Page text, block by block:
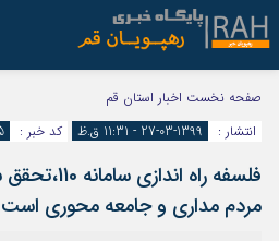
تلگرام
ایتا
صفحه نخست اخبار استان قم
انتشار :
1399-03-27 - 11:31 ق.ظ کد خبر :
فلسفه راه
مردم مداری و جامعه محوری است